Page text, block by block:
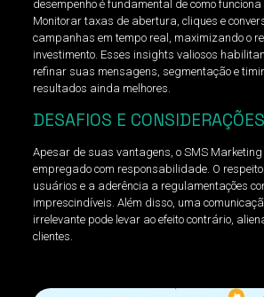
desempenho é fundamental de como funciona
Monitorar taxas de abertura, cliques e
campanhas em tempo real, maximizando o
investimento. Esses insights valiosos
refinar suas mensagens, segmentação e
resultados ainda melhores.
DESAFIOS E
Apesar de suas vantagens, o SMS Marketing
empregado com responsabilidade. O
usuários e a aderência a regulamentações
imprescindíveis. Além disso, uma
irrelevante pode levar ao efeito contrário,
clientes.